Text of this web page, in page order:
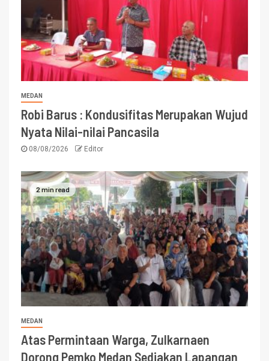
MEDAN
Robi Barus : Kondusifitas Merupakan Wujud
Nyata Nilai-nilai Pancasila
08/08/2026 Editor
2 min read
MEDAN
Atas Permintaan Warga, Zulkarnaen
Dorong Pemko Medan Sediakan Lapangan